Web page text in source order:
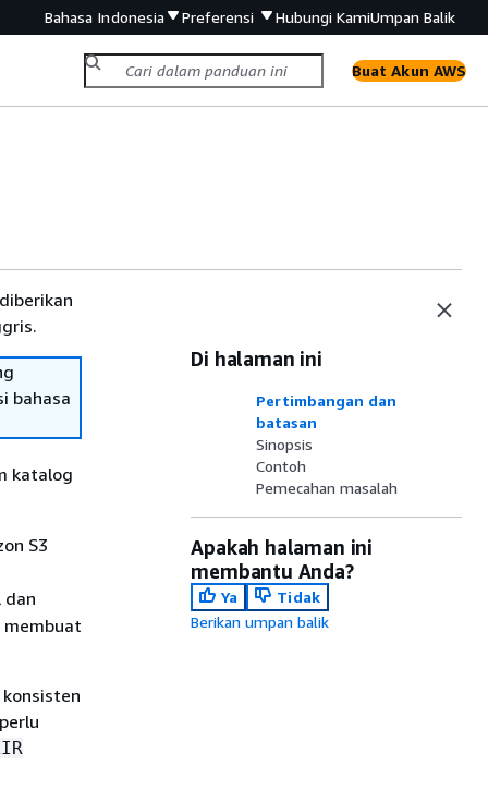
Bahasa Indonesia Preferensi Hubungi KamiUmpan Balik
Buat Akun AWS
bahasa
katalog
S3
dan
membuat
Di halaman ini
Pertimbangan dan
batasan
Sinopsis
Contoh
Pemecahan masalah
Apakah halaman ini
membantu Anda?
Ya
Tidak
Berikan umpan balik